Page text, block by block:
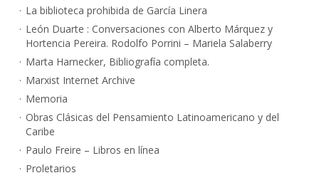
La biblioteca prohibida de García Linera
León Duarte : Conversaciones con Alberto Márquez y
Hortencia Pereira. Rodolfo Porrini – Mariela Salaberry
Marta Harnecker, Bibliografía completa.
Marxist Internet Archive
Memoria
Obras Clásicas del Pensamiento Latinoamericano y del
Caribe
Paulo Freire – Libros en línea
Proletarios